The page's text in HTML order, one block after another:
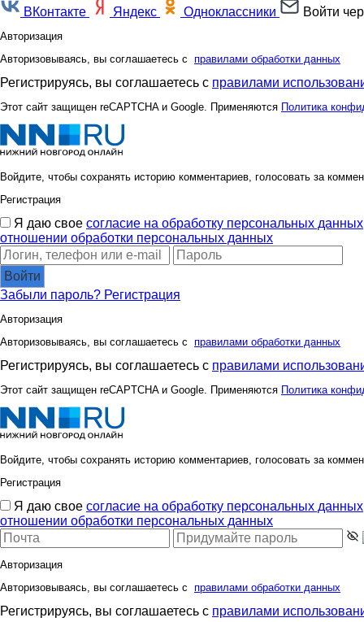
ВКонтакте Яндекс Одноклассники Войти
Авторизация
Авторизовываясь, вы соглашаетесь с правилами обработки данных
Регистрируясь, вы соглашаетесь с правилами
Этот сайт защищен reCAPTCHA и Google. Применяются Политика
Войдите, чтобы сохранять историю комментариев, голосовать за
Регистрация
Я даю свое согласие на обработку персональных данных
отношении обработки персональных данных
Войти
Забыли пароль? Регистрация
Авторизация
Авторизовываясь, вы соглашаетесь с правилами обработки данных
Регистрируясь, вы соглашаетесь с правилами
Этот сайт защищен reCAPTCHA и Google. Применяются Политика
Войдите, чтобы сохранять историю комментариев, голосовать за
Регистрация
Я даю свое согласие на обработку персональных данных
отношении обработки персональных данных
Авторизация
Авторизовываясь, вы соглашаетесь с правилами обработки данных
Регистрируясь, вы соглашаетесь с правилами